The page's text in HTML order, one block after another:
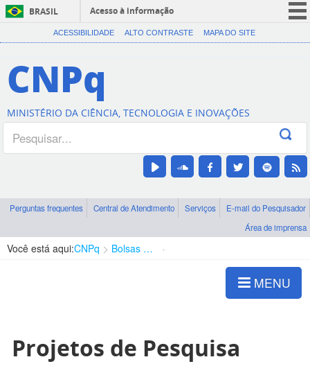
BRASIL
Acesso à informação
CORONAVÍRUS (COVID-19)
Canais
ACESSIBILIDADE ALTO CONTRASTE MAPA DO SITE
CNPq
MINISTÉRIO DA CIÊNCIA, TECNOLOGIA E INOVAÇÕES
Perguntas frequentes Central de Atendimento Serviços
E-mail do Pesquisador
Área de imprensa
Você está aqui:CNPq Bolsas e Auxílios Vigentes
MENU
Projetos de Pesquisa